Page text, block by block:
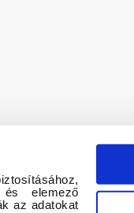
és elemező
az adatokat